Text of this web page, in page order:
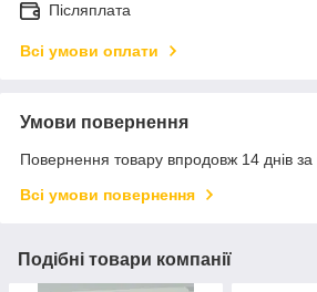
Післяплата
Всі умови оплати
Умови повернення
Повернення товару впродовж 14 днів за
Всі умови повернення
Подібні товари компанії